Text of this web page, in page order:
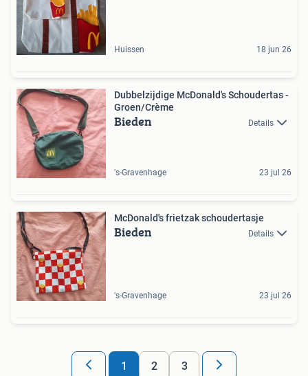
Huissen 18 jun 26
Dubbelzijdige McDonald's Schoudertas -
Groen/Crème
Bieden Details
's-Gravenhage 23 jul 26
McDonald's frietzak schoudertasje
Bieden Details
's-Gravenhage 23 jul 26
1 2 3